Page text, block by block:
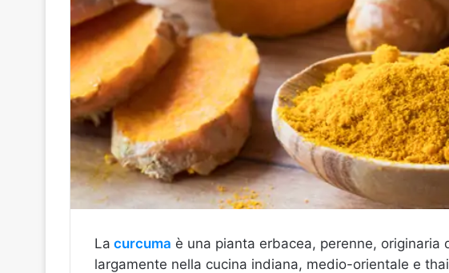
La curcuma è una pianta erbacea, perenne, originaria
largamente nella cucina indiana, medio-orientale e